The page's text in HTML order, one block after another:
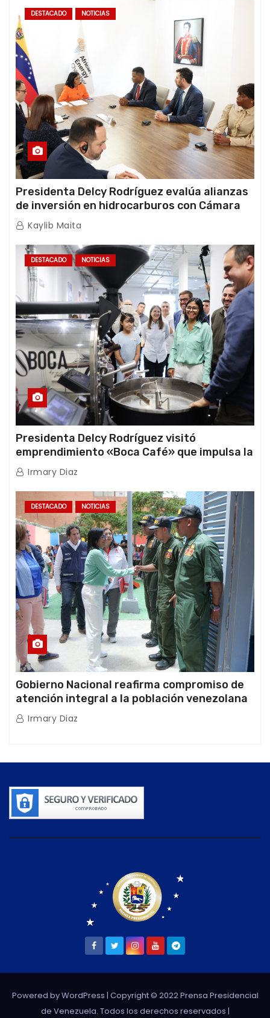
DESTACADO NOTICIAS
Presidenta Delcy Rodríguez evalúa alianzas
de inversión en hidrocarburos con Cámara
Africana de Energía
Kaylib Maita
DESTACADO NOTICIAS
Presidenta Delcy Rodríguez visitó
emprendimiento «Boca Café» que impulsa la
producción nacional hacia mercados
internacionales
Irmary Diaz
DESTACADO NOTICIAS
Gobierno Nacional reafirma compromiso de
atención integral a la población venezolana
tras doblete sísmico
Irmary Diaz
Powered by WordPress | Copyright © 2022 Prensa Presidencial
de Venezuela. Todos los derechos reservados |